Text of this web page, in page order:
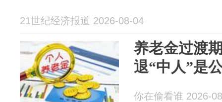
21世纪经济报道 2026-08-04
养老金过渡
退“中人”是
你在偷看谁 2026-